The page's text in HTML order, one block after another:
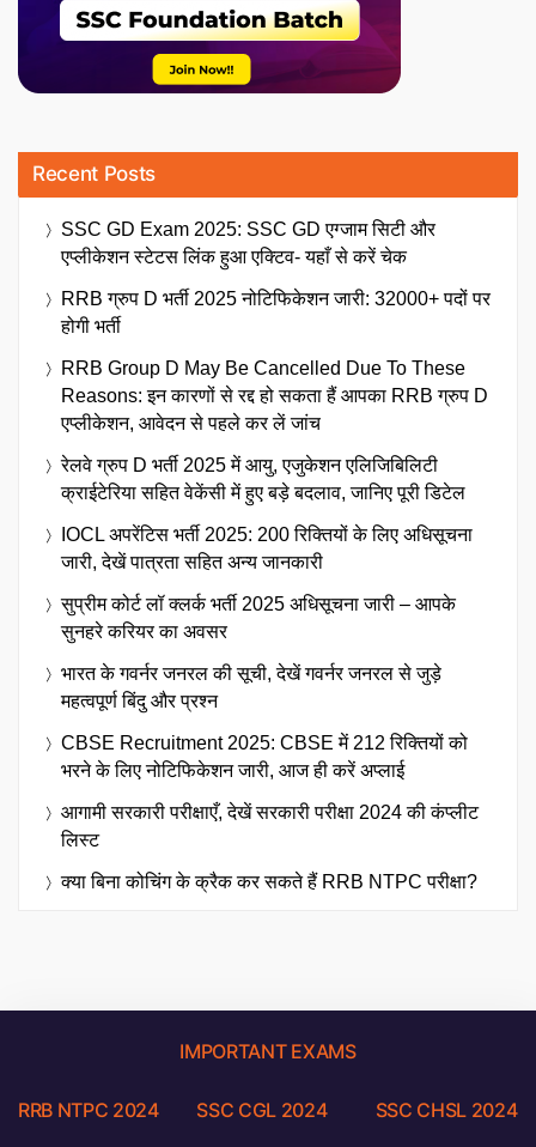
Recent Posts
SSC GD Exam 2025: SSC GD एग्जाम सिटी और
एप्लीकेशन स्टेटस लिंक हुआ एक्टिव- यहाँ से करें चेक
RRB ग्रुप D भर्ती 2025 नोटिफिकेशन जारी: 32000+ पदों पर
होगी भर्ती
RRB Group D May Be Cancelled Due To These
Reasons: इन कारणों से रद्द हो सकता हैं आपका RRB ग्रुप D
एप्लीकेशन, आवेदन से पहले कर लें जांच
रेलवे ग्रुप D भर्ती 2025 में आयु, एजुकेशन एलिजिबिलिटी
क्राईटेरिया सहित वेकेंसी में हुए बड़े बदलाव, जानिए पूरी डिटेल
IOCL अपरेंटिस भर्ती 2025: 200 रिक्तियों के लिए अधिसूचना
जारी, देखें पात्रता सहित अन्य जानकारी
सुप्रीम कोर्ट लॉ क्लर्क भर्ती 2025 अधिसूचना जारी – आपके
सुनहरे करियर का अवसर
भारत के गवर्नर जनरल की सूची, देखें गवर्नर जनरल से जुड़े
महत्वपूर्ण बिंदु और प्रश्न
CBSE Recruitment 2025: CBSE में 212 रिक्तियों को
भरने के लिए नोटिफिकेशन जारी, आज ही करें अप्लाई
आगामी सरकारी परीक्षाएँ, देखें सरकारी परीक्षा 2024 की कंप्लीट
लिस्ट
क्या बिना कोचिंग के क्रैक कर सकते हैं RRB NTPC परीक्षा?
IMPORTANT EXAMS
RRB NTPC 2024 SSC CGL 2024 SSC CHSL 2024